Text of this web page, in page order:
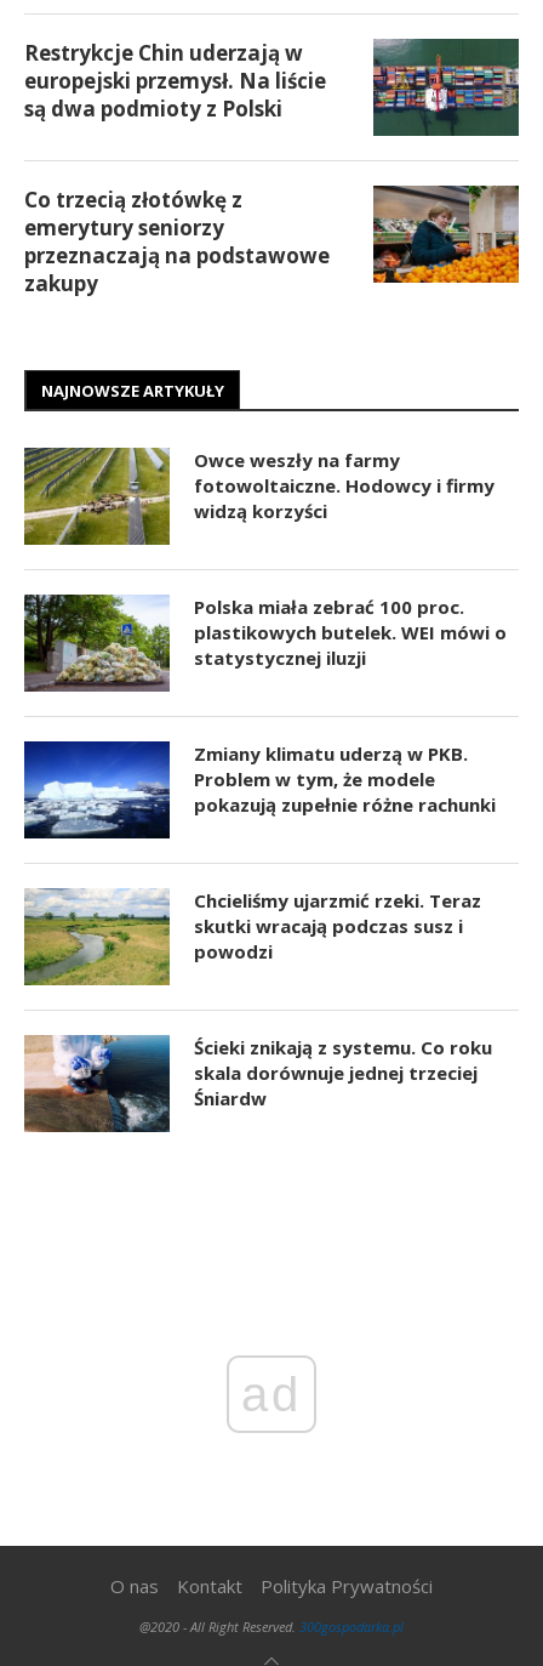
Restrykcje Chin uderzają w
europejski przemysł. Na liście
są dwa podmioty z Polski
Co trzecią złotówkę z
emerytury seniorzy
przeznaczają na podstawowe
zakupy
NAJNOWSZE ARTYKUŁY
Owce weszły na farmy
fotowoltaiczne. Hodowcy i firmy
widzą korzyści
Polska miała zebrać 100 proc.
plastikowych butelek. WEI mówi o
statystycznej iluzji
Zmiany klimatu uderzą w PKB.
Problem w tym, że modele
pokazują zupełnie różne rachunki
Chcieliśmy ujarzmić rzeki. Teraz
skutki wracają podczas susz i
powodzi
Ścieki znikają z systemu. Co roku
skala dorównuje jednej trzeciej
Śniardw
ad
O nas Kontakt Polityka Prywatności
@2020 - All Right Reserved. 300gospodarka.pl